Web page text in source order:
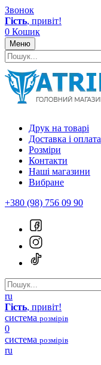
Звонок
Гість, привіт!
0 Кошик
Меню
Друк на товарі
Доставка і оплата
Розміри
Контакти
Наші магазини
Вибране
+380 (98) 756 09 90
ru
Гість, привіт!
система розмірів
0
система розмірів
ru